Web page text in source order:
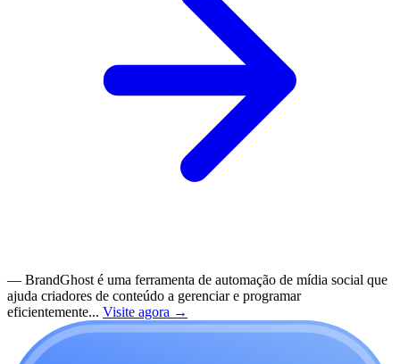
— BrandGhost é uma ferramenta de automação de mídia social que
ajuda criadores de conteúdo a gerenciar e programar
eficientemente... Visite agora →